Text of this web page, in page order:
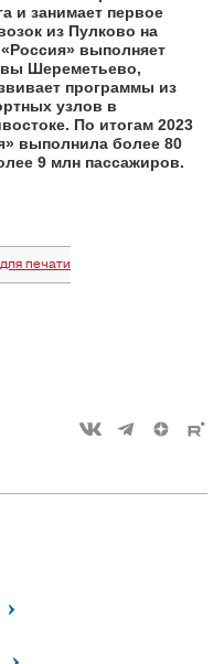
и занимает первое
из Пулково на
выполняет
Шереметьево,
программы из
узлов в
По итогам 2023
выполнила более 80
9 млн пассажиров.
печати